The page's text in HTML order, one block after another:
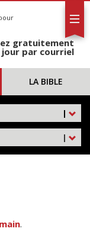
gratuitement
par courriel
LA BIBLE
|
|
.